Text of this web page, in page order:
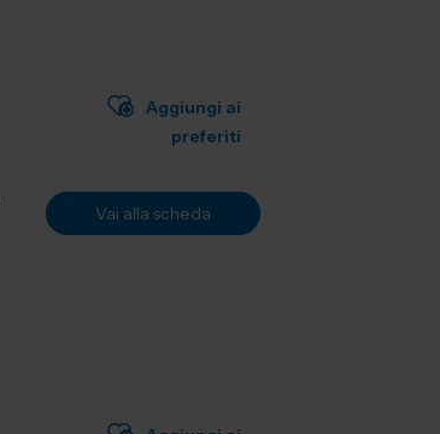
Aggiungi ai
preferiti
Vai alla scheda